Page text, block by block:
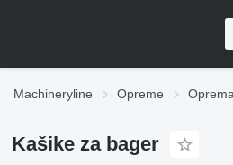
Machineryline Opreme
Kašike za bager